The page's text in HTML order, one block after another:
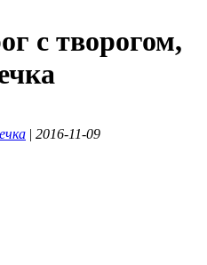
с творогом,
| 2016-11-09